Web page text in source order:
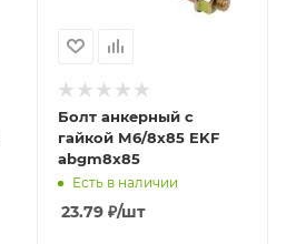
Болт анкерный с
гайкой М6/8х85 EKF
abgm8x85
Есть в наличии
23.79₽/шт